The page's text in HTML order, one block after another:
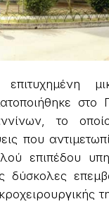
στο
το
που
επιπέδου
δύσκολες